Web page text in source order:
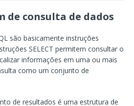
de consulta de dados
são basicamente instruções
SELECT permitem consultar o
informações em uma ou mais
como um conjunto de
de resultados é uma estrutura de